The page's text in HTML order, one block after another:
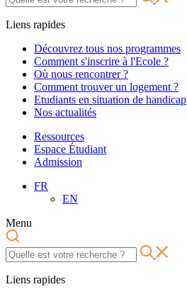
Liens rapides
Découvrez tous nos programmes
Comment s'inscrire à l'Ecole ?
Où nous rencontrer ?
Comment trouver un logement ?
Etudiants en situation de handicap
Nos actualités
Ressources
Espace Étudiant
Admission
FR
EN
Menu
Liens rapides